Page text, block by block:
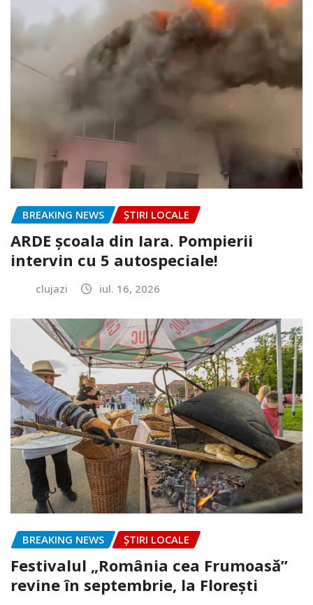
BREAKING NEWS ȘTIRI LOCALE
ARDE școala din Iara. Pompierii
intervin cu 5 autospeciale!
clujazi iul. 16, 2026
BREAKING NEWS ȘTIRI LOCALE
Festivalul „România cea Frumoasă”
revine în septembrie, la Florești